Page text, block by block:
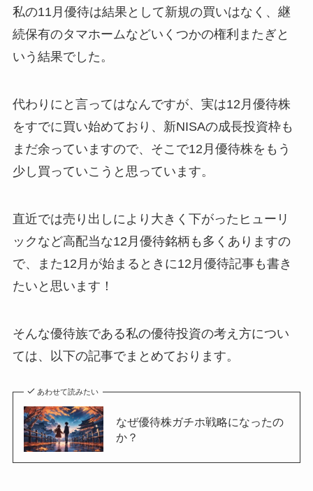
私の11月優待は結果として新規の買いはなく、継
続保有のタマホームなどいくつかの権利またぎと
いう結果でした。
代わりにと言ってはなんですが、実は12月優待株
をすでに買い始めており、新NISAの成長投資枠も
まだ余っていますので、そこで12月優待株をもう
少し買っていこうと思っています。
直近では売り出しにより大きく下がったヒューリ
ックなど高配当な12月優待銘柄も多くありますの
で、また12月が始まるときに12月優待記事も書き
たいと思います！
そんな優待族である私の優待投資の考え方につい
ては、以下の記事でまとめております。
あわせて読みたい
なぜ優待株ガチホ戦略になったの
か？